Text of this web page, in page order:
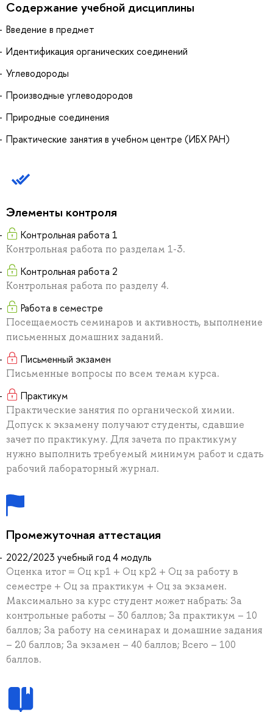
Содержание учебной дисциплины
Введение в предмет
Идентификация органических соединений
Углеводороды
Производные углеводородов
Природные соединения
Практические занятия в учебном центре (ИБХ РАН)
Элементы контроля
Контрольная работа 1
Контрольная работа по разделам 1-3.
Контрольная работа 2
Контрольная работа по разделу 4.
Работа в семестре
Посещаемость семинаров и активность, выполнение
письменных домашних заданий.
Письменный экзамен
Письменные вопросы по всем темам курса.
Практикум
Практические занятия по органической химии.
Допуск к экзамену получают студенты, сдавшие
зачет по практикуму. Для зачета по практикуму
нужно выполнить требуемый минимум работ и сдать
рабочий лабораторный журнал.
Промежуточная аттестация
2022/2023 учебный год 4 модуль
Оценка итог = Оц кр1 + Оц кр2 + Оц за работу в
семестре + Оц за практикум + Оц за экзамен.
Максимально за курс студент может набрать: За
контрольные работы – 30 баллов; За практикум – 10
баллов; За работу на семинарах и домашние задания
– 20 баллов; За экзамен – 40 баллов; Всего – 100
баллов.